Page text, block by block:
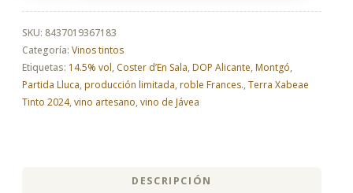
2024
–
vino
tinto
gourmet
cantidad
SKU: 8437019367183
Categoría: Vinos tintos
Etiquetas: 14.5% vol, Coster d’En Sala, DOP Alicante, Montgó,
Partida Lluca, producción limitada, roble Frances.,Terra Xabeae
Tinto 2024,vino artesano,vino de Jávea
DESCRIPCIÓN